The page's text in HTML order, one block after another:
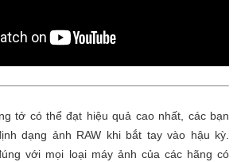
tớ có thể đạt hiệu quả cao nhất, các bạn
dạng ảnh RAW khi bắt tay vào hậu kỳ.
với mọi loại máy ảnh của các hãng có